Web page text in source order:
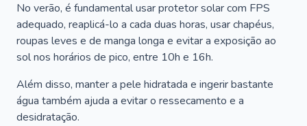
No verão, é fundamental usar protetor solar com FPS
adequado, reaplicá-lo a cada duas horas, usar chapéus,
roupas leves e de manga longa e evitar a exposição ao
sol nos horários de pico, entre 10h e 16h.
Além disso, manter a pele hidratada e ingerir bastante
água também ajuda a evitar o ressecamento e a
desidratação.